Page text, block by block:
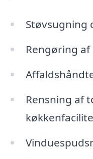
Støvsugning
Rengøring
Rensning af